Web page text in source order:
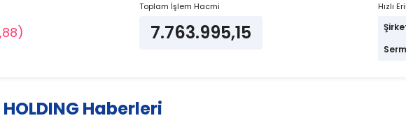
Toplam İşlem Hacmi
7.763.995,15
Hızlı
Haberleri